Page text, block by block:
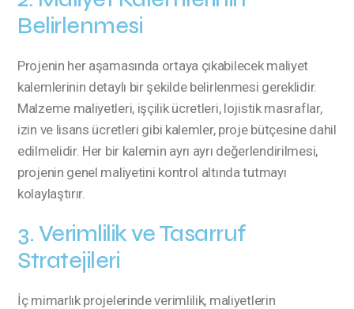
Belirlenmesi
Projenin her aşamasında ortaya çıkabilecek maliyet
kalemlerinin detaylı bir şekilde belirlenmesi gereklidir.
Malzeme maliyetleri, işçilik ücretleri, lojistik masraflar,
izin ve lisans ücretleri gibi kalemler, proje bütçesine dahil
edilmelidir. Her bir kalemin ayrı ayrı değerlendirilmesi,
projenin genel maliyetini kontrol altında tutmayı
kolaylaştırır.
3. Verimlilik ve Tasarruf
Stratejileri
İç mimarlık projelerinde verimlilik, maliyetlerin